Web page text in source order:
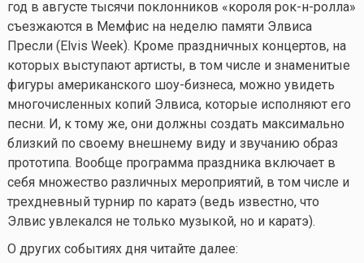
год в августе тысячи поклонников «короля рок-н-ролла»
съезжаются в Мемфис на неделю памяти Элвиса
Пресли (Elvis Week). Кроме праздничных концертов, на
которых выступают артисты, в том числе и знаменитые
фигуры американского шоу-бизнеса, можно увидеть
многочисленных копий Элвиса, которые исполняют его
песни. И, к тому же, они должны создать максимально
близкий по своему внешнему виду и звучанию образ
прототипа. Вообще программа праздника включает в
себя множество различных мероприятий, в том числе и
трехдневный турнир по каратэ (ведь известно, что
Элвис увлекался не только музыкой, но и каратэ).
О других событиях дня читайте далее: